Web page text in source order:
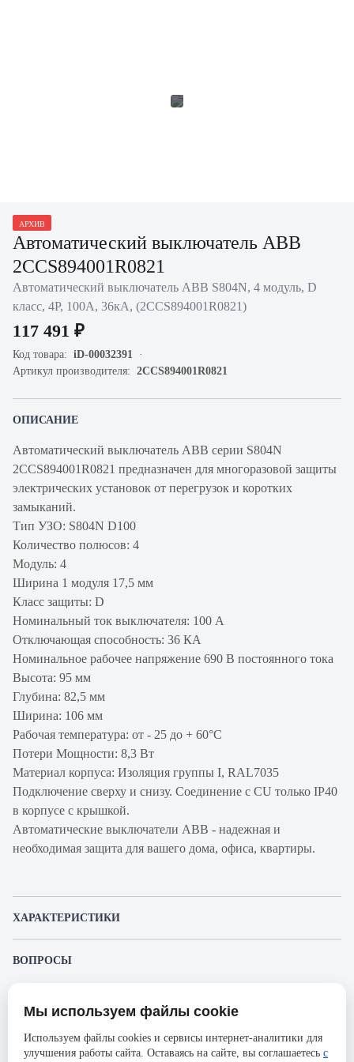
АРХИВ
Автоматический выключатель ABB
2CCS894001R0821
Автоматический выключатель ABB S804N, 4 модуль, D
класс, 4P, 100А, 36кА, (2CCS894001R0821)
117 491 ₽
Код товара: iD-00032391
Артикул производителя: 2CCS894001R0821
ОПИСАНИЕ
Автоматический выключатель ABB серии S804N
2CCS894001R0821 предназначен для многоразовой защиты
электрических установок от перегрузок и коротких
замыканий.
Тип УЗО: S804N D100
Количество полюсов: 4
Модуль: 4
Ширина 1 модуля 17,5 мм
Класс защиты: D
Номинальный ток выключателя: 100 А
Отключающая способность: 36 КА
Номинальное рабочее напряжение 690 В постоянного тока
Высота: 95 мм
Глубина: 82,5 мм
Ширина: 106 мм
Рабочая температура: от - 25 до + 60°С
Потери Мощности: 8,3 Вт
Материал корпуса: Изоляция группы I, RAL7035
Подключение сверху и снизу. Соединение с CU только IP40
в корпусе с крышкой.
Автоматические выключатели ABB - надежная и
необходимая защита для вашего дома, офиса, квартиры.
ХАРАКТЕРИСТИКИ
Производитель
Серия
S804N
ВОПРОСЫ
Пожалуйста, авторизуйтесь, чтобы иметь
Представленные изображения и характеристики могут отличаться от реального
без предварительного уведомления. Компания АйДистрибьют не несёт
ответственности в случае не соответствия текущей модели товаров фотографиям,
Мы используем файлы cookie
Используем файлы cookies и сервисы интернет-аналитики для
улучшения работы сайта. Оставаясь на сайте, вы соглашаетесь с